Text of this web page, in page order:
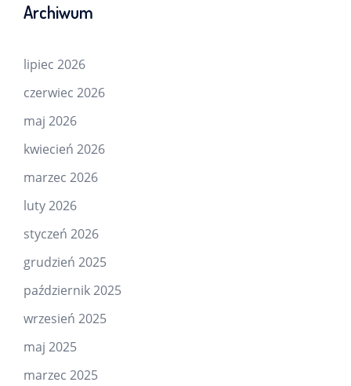
Archiwum
lipiec 2026
czerwiec 2026
maj 2026
kwiecień 2026
marzec 2026
luty 2026
styczeń 2026
grudzień 2025
październik 2025
wrzesień 2025
maj 2025
marzec 2025